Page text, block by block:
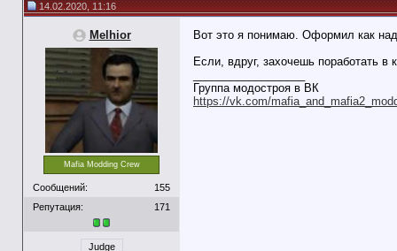
14.02.2020, 11:16
Melhior
Mafia Modding Crew
Сообщений:
155
Репутация:
171
Judge
Вот это я понимаю. Оформил как
Если, вдруг, захочешь поработать
Группа модостроя в ВК
https://vk.com/